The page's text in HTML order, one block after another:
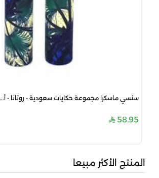
سنسي ماسكرا مجموعة حكايات سعودية - روتانا - أ...
58.95
المنتج الأكثر مبيعا